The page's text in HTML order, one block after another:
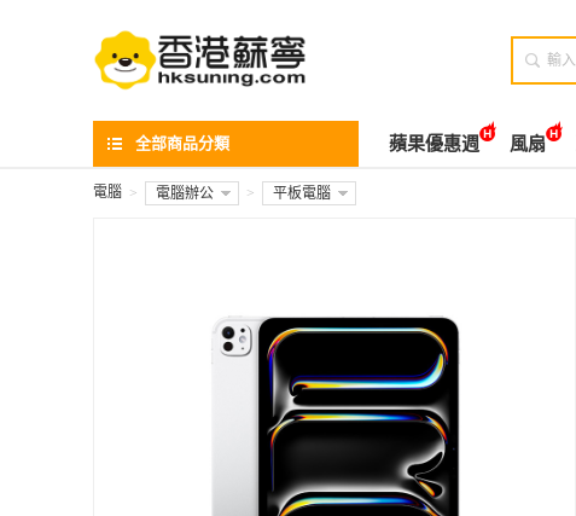

全部商品分類 蘋果優惠週 風扇
電腦 > 電腦辦公 > 平板電腦